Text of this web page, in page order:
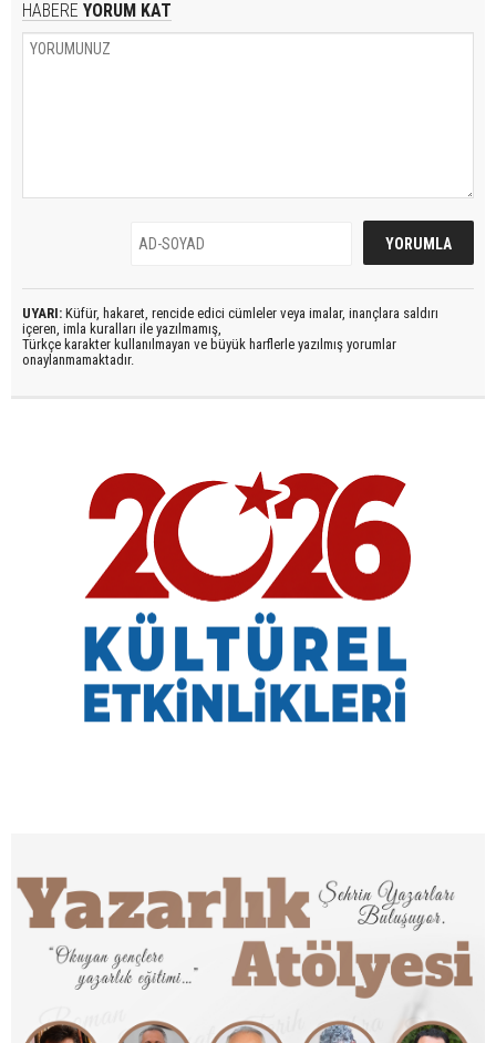
HABERE YORUM KAT
UYARI: Küfür, hakaret, rencide edici cümleler veya imalar, inançlara saldırı
içeren, imla kuralları ile yazılmamış,
Türkçe karakter kullanılmayan ve büyük harflerle yazılmış yorumlar
onaylanmamaktadır.